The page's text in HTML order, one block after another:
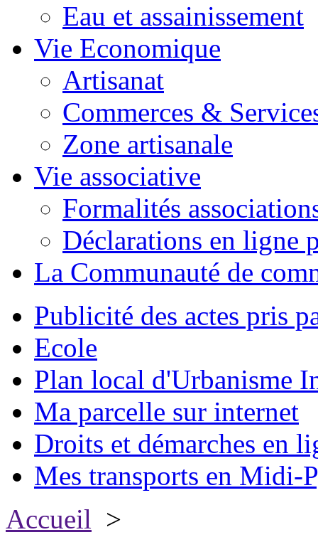
Eau et assainissement
Vie Economique
Artisanat
Commerces &
Zone artisanale
Vie associative
Formalités
Déclarations en ligne
La Communauté de
Publicité des actes pris
Ecole
Plan local d'Urbanisme
Ma parcelle sur internet
Droits et démarches en
Mes transports en Midi-
Accueil >